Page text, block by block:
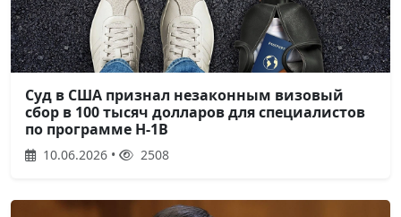
Суд в США признал незаконным визовый
сбор в 100 тысяч долларов для специалистов
по программе H-1B
10.06.2026 • 2508